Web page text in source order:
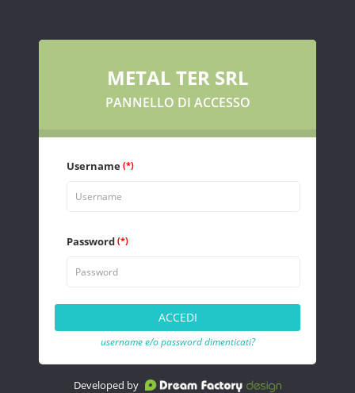
METAL TER SRL
PANNELLO DI ACCESSO
Username (*)
Password (*)
username e/o password dimenticati?
Developed by